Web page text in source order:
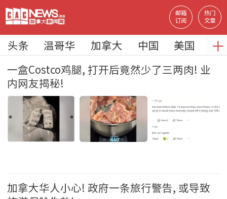
邮箱
订阅
热门
文章
＋
头条 温哥华 加拿大 中国 美国
地
一盒Costco鸡腿, 打开后竟然少了三两肉! 业
内网友揭秘!
加拿大华人小心! 政府一条旅行警告, 或导致